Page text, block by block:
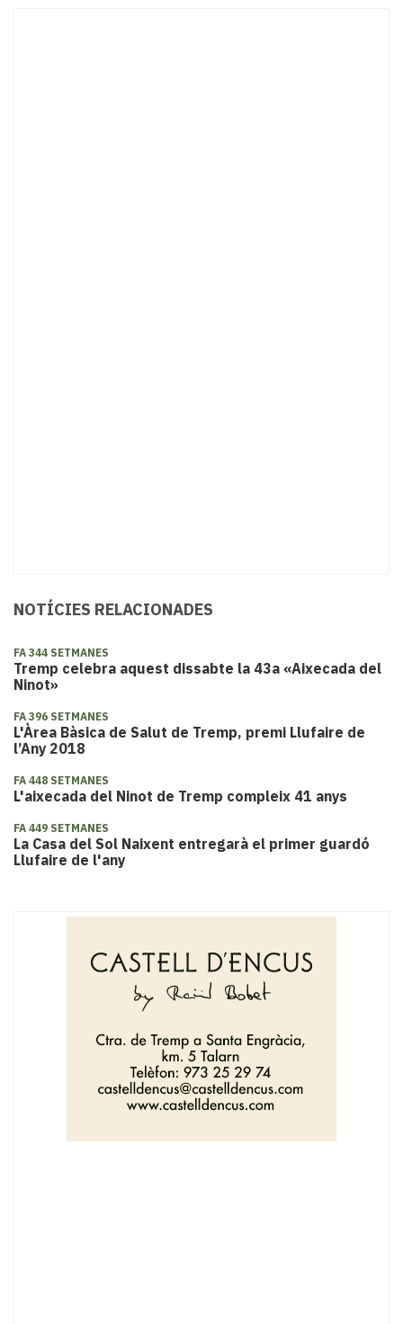
NOTÍCIES RELACIONADES
FA 344 SETMANES
Tremp celebra aquest dissabte la 43a «Aixecada del
Ninot»
FA 396 SETMANES
L'Àrea Bàsica de Salut de Tremp, premi Llufaire de
l’Any 2018
FA 448 SETMANES
L'aixecada del Ninot de Tremp compleix 41 anys
FA 449 SETMANES
La Casa del Sol Naixent entregarà el primer guardó
Llufaire de l'any